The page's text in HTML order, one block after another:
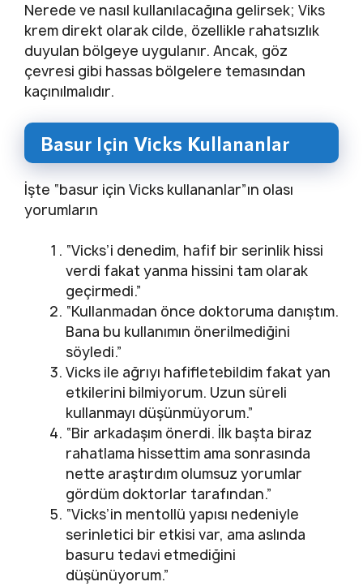
Nerede ve nasıl kullanılacağına gelirsek; Viks
krem direkt olarak cilde, özellikle rahatsızlık
duyulan bölgeye uygulanır. Ancak, göz
çevresi gibi hassas bölgelere temasından
kaçınılmalıdır.
Basur Için Vicks Kullananlar
İşte “basur için Vicks kullananlar”ın olası
yorumların
“Vicks’i denedim, hafif bir serinlik hissi
verdi fakat yanma hissini tam olarak
geçirmedi.”
“Kullanmadan önce doktoruma danıştım.
Bana bu kullanımın önerilmediğini
söyledi.”
Vicks ile ağrıyı hafifletebildim fakat yan
etkilerini bilmiyorum. Uzun süreli
kullanmayı düşünmüyorum.”
“Bir arkadaşım önerdi. İlk başta biraz
rahatlama hissettim ama sonrasında
nette araştırdım olumsuz yorumlar
gördüm doktorlar tarafından.”
“Vicks’in mentollü yapısı nedeniyle
serinletici bir etkisi var, ama aslında
basuru tedavi etmediğini
düşünüyorum.”